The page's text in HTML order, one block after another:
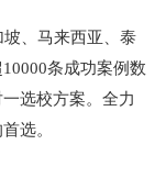
、马来西亚、泰
条成功案例数
选校方案。全力
选。